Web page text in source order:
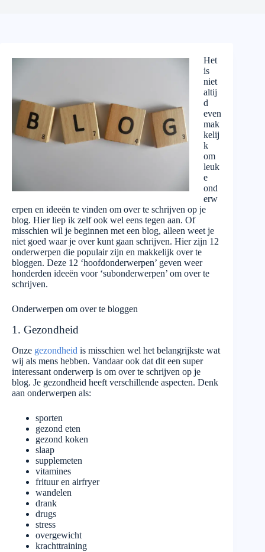
Het
is
niet
altij
d
even
mak
kelij
k
om
leuk
e
ond
erw
erpen en ideeën te vinden om over te schrijven op je
blog. Hier liep ik zelf ook wel eens tegen aan. Of
misschien wil je beginnen met een blog, alleen weet je
niet goed waar je over kunt gaan schrijven. Hier zijn 12
onderwerpen die populair zijn en makkelijk over te
bloggen. Deze 12 ‘hoofdonderwerpen’ geven weer
honderden ideeën voor ‘subonderwerpen’ om over te
schrijven.
Onderwerpen om over te bloggen
1. Gezondheid
Onze gezondheid is misschien wel het belangrijkste wat
wij als mens hebben. Vandaar ook dat dit een super
interessant onderwerp is om over te schrijven op je
blog. Je gezondheid heeft verschillende aspecten. Denk
aan onderwerpen als:
sporten
gezond eten
gezond koken
slaap
supplemeten
vitamines
frituur en airfryer
wandelen
drank
drugs
stress
overgewicht
krachttraining